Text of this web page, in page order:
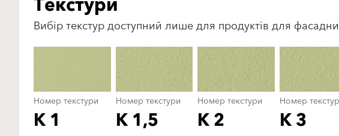
Вибір текстур доступний лише для продуктів для
Номер текстури
K 1
Номер текстури
K 1,5
Номер текстури
K 2
Номер
K 3